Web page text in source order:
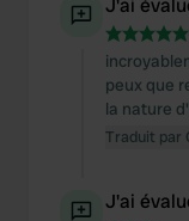
J'ai
peux que
la nature
Traduit par
J'ai